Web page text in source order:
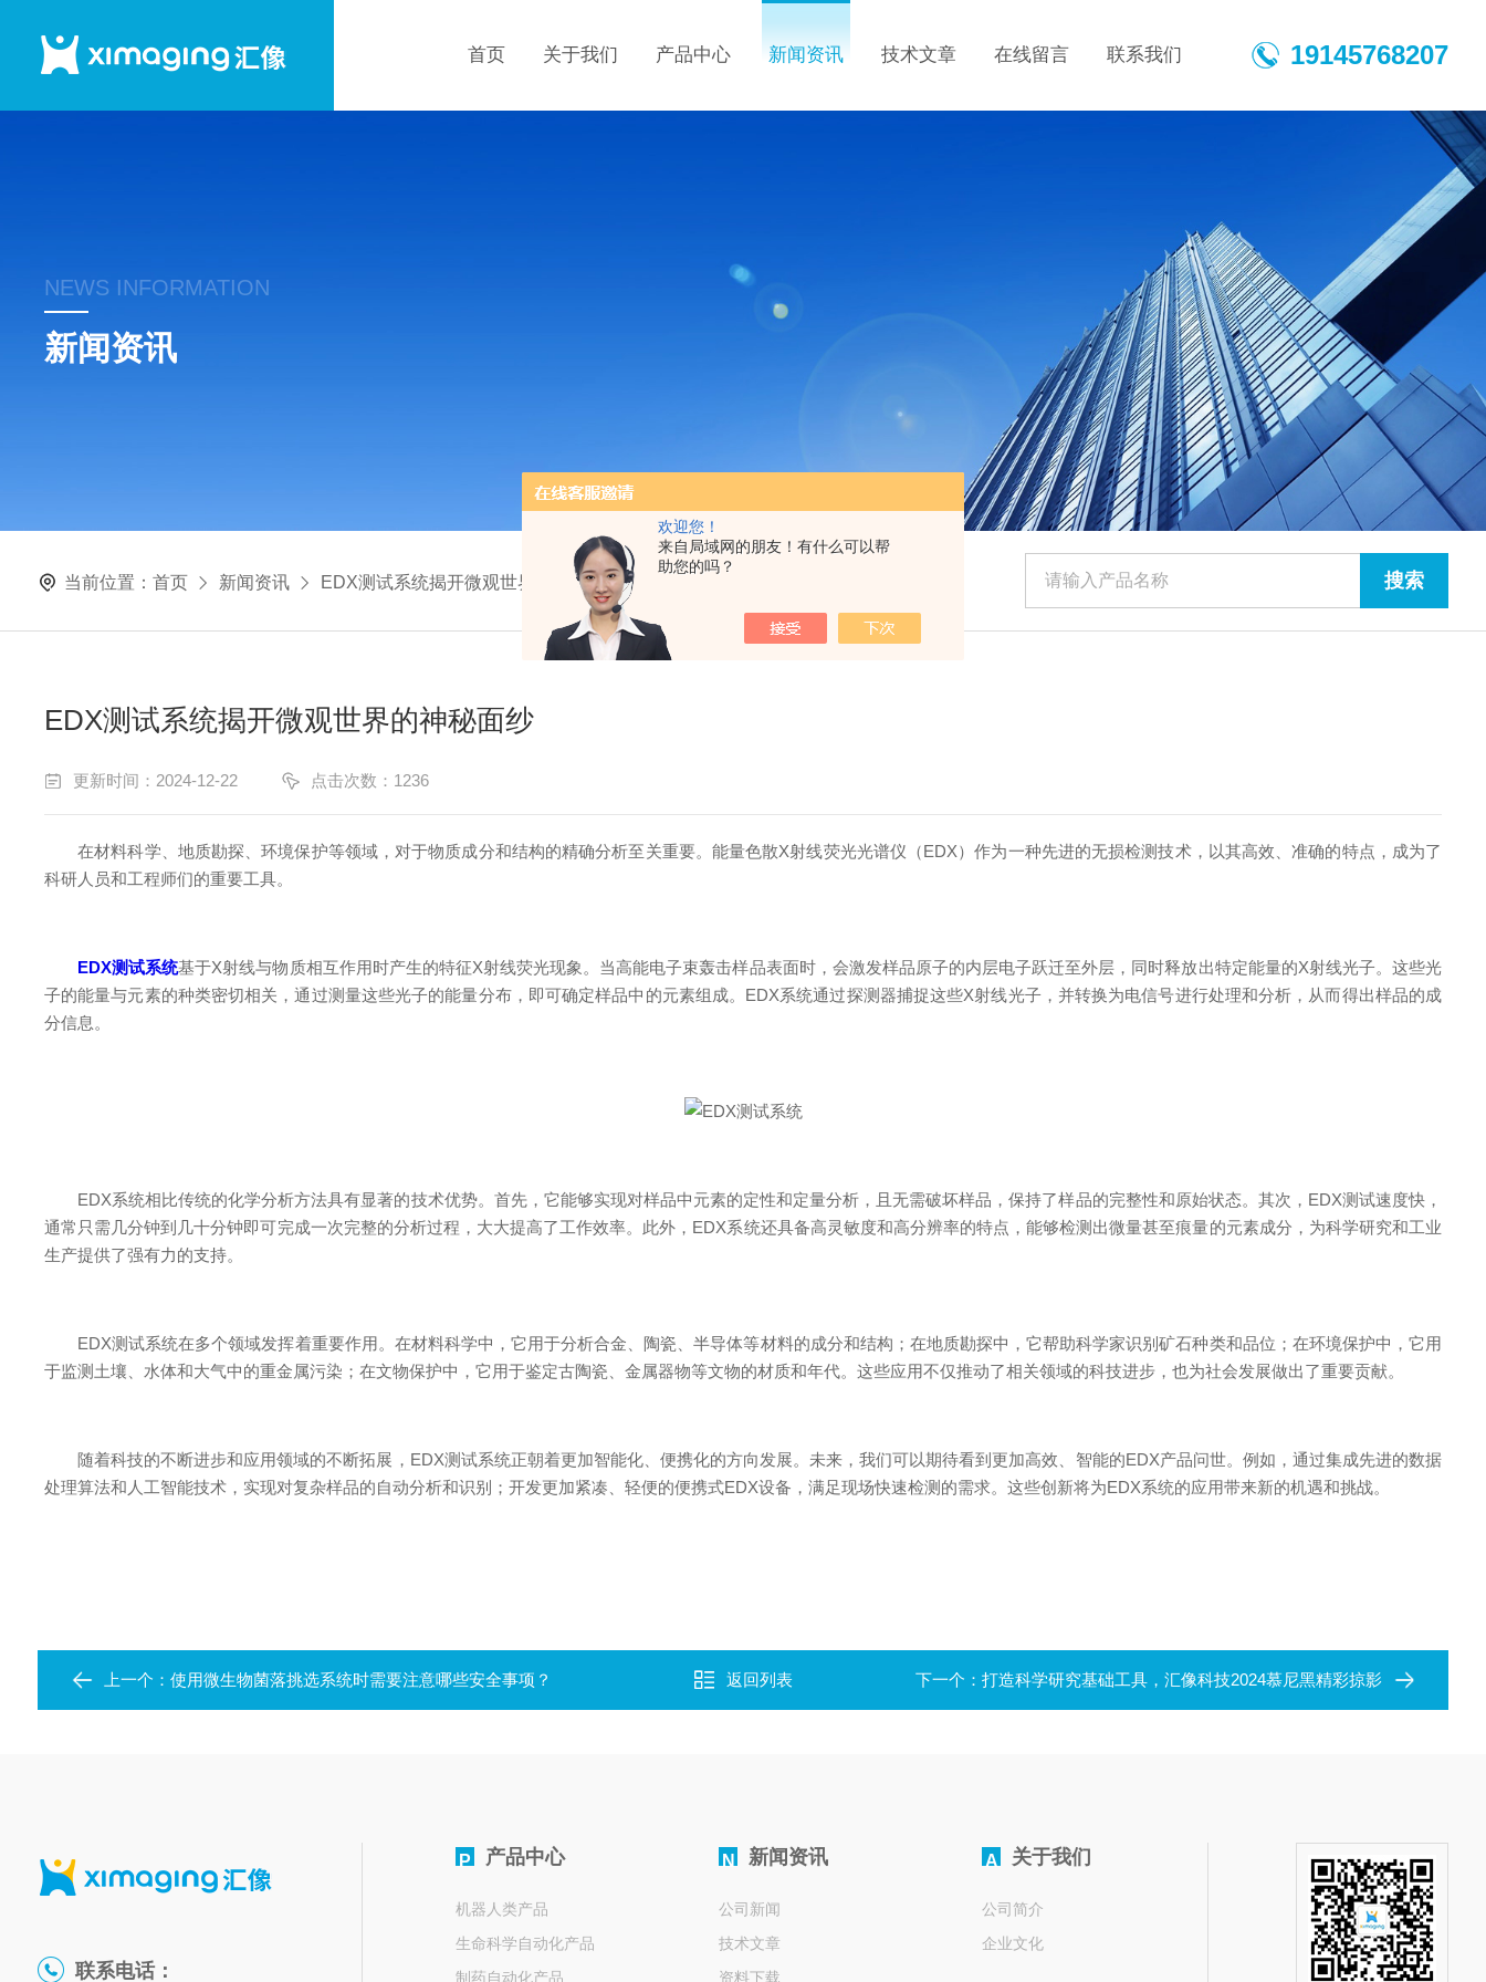
欢迎您！
来自局域网的朋友！有什么可以帮
助您的吗？
首页 关于我们 产品中心 新闻资讯 技术文章 在线留言 联系我们 19145768207
NEWS INFORMATION
新闻资讯
当前位置： 首页 新闻资讯 EDX测试系统揭开微观世界的神秘面纱
EDX测试系统揭开微观世界的神秘面纱
更新时间：2024-12-22 点击次数：1236
在材料科学、地质勘探、环境保护等领域，对于物质成分和结构的精确分析至关重要。能量色散X射线荧光光谱仪（EDX）作为一种先进的无损检测技术，以其高效、准确的特点，成为了
科研人员和工程师们的重要工具。
EDX测试系统基于X射线与物质相互作用时产生的特征X射线荧光现象。当高能电子束轰击样品表面时，会激发样品原子的内层电子跃迁至外层，同时释放出特定能量的X射线光子。这些光
子的能量与元素的种类密切相关，通过测量这些光子的能量分布，即可确定样品中的元素组成。EDX系统通过探测器捕捉这些X射线光子，并转换为电信号进行处理和分析，从而得出样品的成
分信息。
EDX系统相比传统的化学分析方法具有显著的技术优势。首先，它能够实现对样品中元素的定性和定量分析，且无需破坏样品，保持了样品的完整性和原始状态。其次，EDX测试速度快，
通常只需几分钟到几十分钟即可完成一次完整的分析过程，大大提高了工作效率。此外，EDX系统还具备高灵敏度和高分辨率的特点，能够检测出微量甚至痕量的元素成分，为科学研究和工业
生产提供了强有力的支持。
EDX测试系统在多个领域发挥着重要作用。在材料科学中，它用于分析合金、陶瓷、半导体等材料的成分和结构；在地质勘探中，它帮助科学家识别矿石种类和品位；在环境保护中，它用
于监测土壤、水体和大气中的重金属污染；在文物保护中，它用于鉴定古陶瓷、金属器物等文物的材质和年代。这些应用不仅推动了相关领域的科技进步，也为社会发展做出了重要贡献。
随着科技的不断进步和应用领域的不断拓展，EDX测试系统正朝着更加智能化、便携化的方向发展。未来，我们可以期待看到更加高效、智能的EDX产品问世。例如，通过集成先进的数据
处理算法和人工智能技术，实现对复杂样品的自动分析和识别；开发更加紧凑、轻便的便携式EDX设备，满足现场快速检测的需求。这些创新将为EDX系统的应用带来新的机遇和挑战。
上一个： 使用微生物菌落挑选系统时需要注意哪些安全事项？ 返回列表 下一个：打造科学研究基础工具，汇像科技2024慕尼黑精彩掠影
联系电话：
P 产品中心
机器人类产品
生命科学自动化产品
制药自动化产品
N 新闻资讯
公司新闻
技术文章
资料下载
A 关于我们
公司简介
企业文化